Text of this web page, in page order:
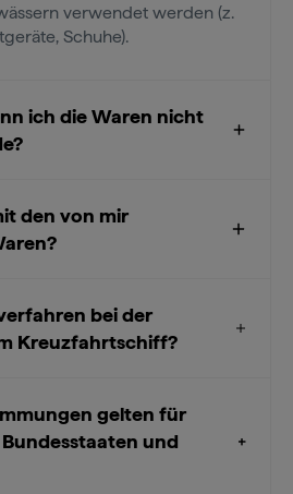
verwendet werden (z.
Schuhe).
ich die Waren nicht
den von mir
bei der
Kreuzfahrtschiff?
gelten für
und